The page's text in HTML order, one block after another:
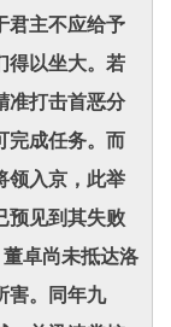
君主不应给予
得以坐大。若
准打击首恶分
完成任务。而
领入京，此举
预见到其失败
卓尚未抵达洛
害。同年九